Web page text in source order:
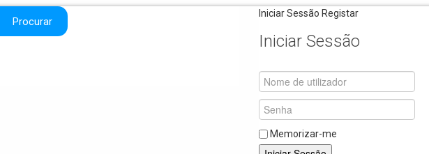
Procurar
Iniciar Sessão Registar
Iniciar Sessão
Memorizar-me